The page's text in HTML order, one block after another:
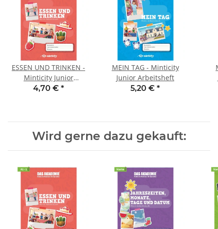
ESSEN UND TRINKEN -
Minticity Junior
Arbeitsheft
4,70 € *
MEIN TAG - Minticity
Junior Arbeitsheft
5,20 € *
Wird gerne dazu gekauft: